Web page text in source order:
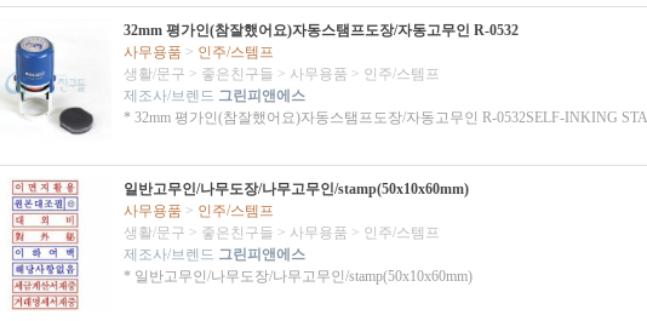
32mm 평가인(참잘했어요)자동스탬프도장/자동고무인 R-0532
사무용품 > 인주/스템프
생활/문구 > 좋은친구들 > 사무용품 > 인주/스템프
제조사/브렌드 그린피앤에스
* 32mm 평가인(참잘했어요)자동스탬프도장/자동고무인 R-0532SELF-INKING
일반고무인/나무도장/나무고무인/stamp(50x10x60mm)
사무용품 > 인주/스템프
생활/문구 > 좋은친구들 > 사무용품 > 인주/스템프
제조사/브렌드 그린피앤에스
* 일반고무인/나무도장/나무고무인/stamp(50x10x60mm)